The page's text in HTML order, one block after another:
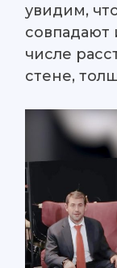
увидим,
совпадают
числе
стене,